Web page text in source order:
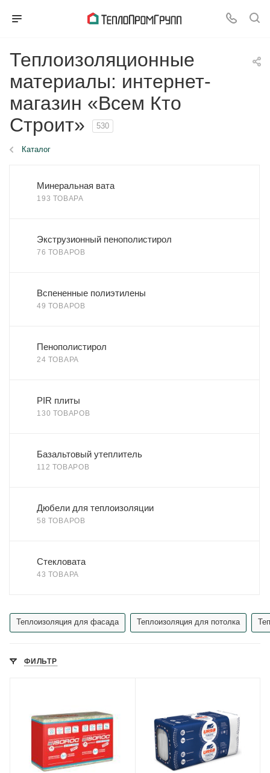
Теплоизоляционные
материалы: интернет-
магазин «Всем Кто
Строит»
530
Каталог
Минеральная вата
193 ТОВАРА
Экструзионный пенополистирол
76 ТОВАРОВ
Вспененные полиэтилены
49 ТОВАРОВ
Пенополистирол
24 ТОВАРА
PIR плиты
130 ТОВАРОВ
Базальтовый утеплитель
112 ТОВАРОВ
Дюбели для теплоизоляции
58 ТОВАРОВ
Стекловата
43 ТОВАРА
Теплоизоляция для фасада Теплоизоляция для потолка
ФИЛЬТР